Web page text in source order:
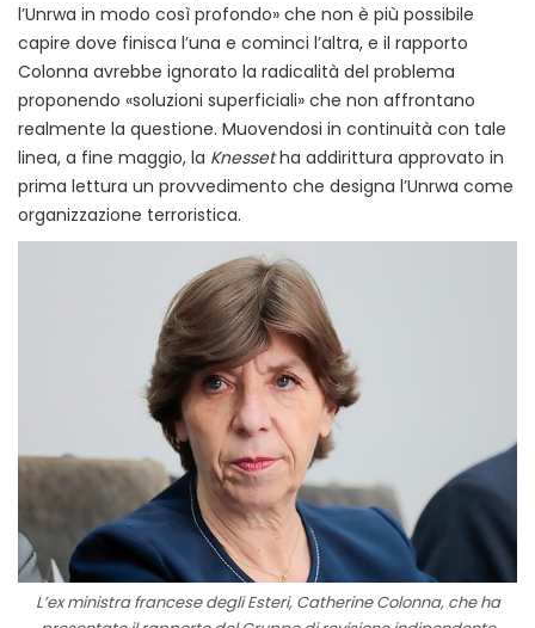
l’Unrwa in modo così profondo» che non è più possibile
capire dove finisca l’una e cominci l’altra, e il rapporto
Colonna avrebbe ignorato la radicalità del problema
proponendo «soluzioni superficiali» che non affrontano
realmente la questione. Muovendosi in continuità con tale
linea, a fine maggio, la Knessetha addirittura approvato in
prima lettura un provvedimento che designa l’Unrwa come
organizzazione terroristica.
L’ex ministra francese degli Esteri, Catherine Colonna, che ha